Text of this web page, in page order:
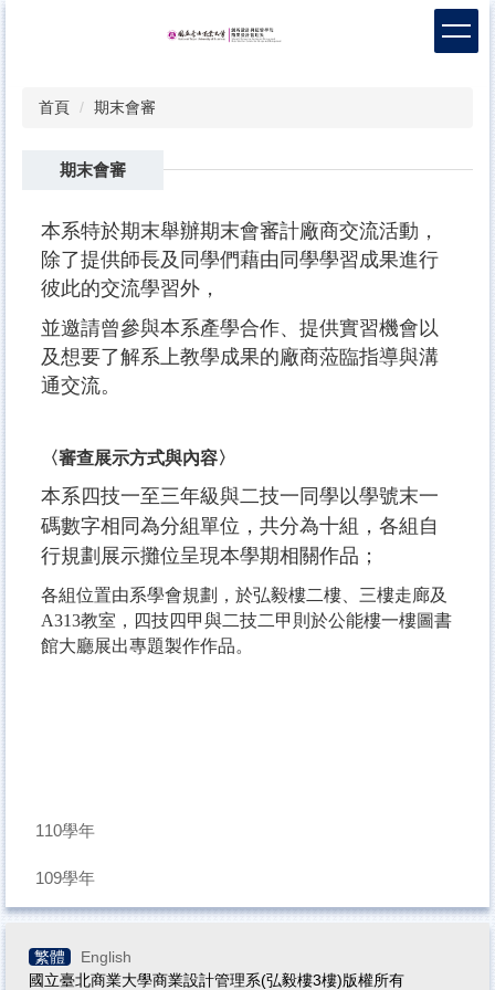
首頁 期末會審
期末會審
本系特於期末舉辦期末會審計廠商交流活動，
除了提供師長及同學們藉由同學學習成果進行
彼此的交流學習外，
並邀請曾參與本系產學合作、提供實習機會以
及想要了解系上教學成果的廠商蒞臨指導與溝
通交流。
〈審查展示方式與內容〉
本系四技一至三年級與二技一同學以學號末一
碼數字相同為分組單位，共分為十組，各組自
行規劃展示攤位呈現本學期相關作品；
各組位置由系學會規劃，於弘毅樓二樓、三樓走廊及
A313教室，四技四甲與二技二甲則於公能樓一樓圖書
館大廳展出專題製作作品。
110學年
109學年
繁體
English
國立臺北商業大學商業設計管理系(弘毅樓3樓)版權所有